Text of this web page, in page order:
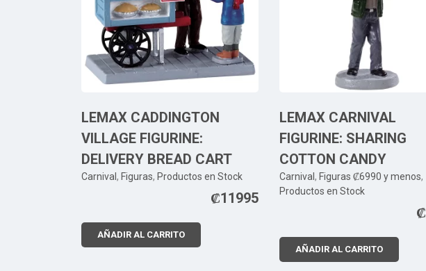
LEMAX CADDINGTON
VILLAGE FIGURINE:
DELIVERY BREAD CART
Carnival , Figuras, Productos en Stock
₡11995
AÑADIR AL CARRITO
LEMAX CARNIVAL
FIGURINE: SHARING
COTTON CANDY
Carnival , Figuras ₡6990 y menos,
Productos en Stock
₡
AÑADIR AL CARRITO